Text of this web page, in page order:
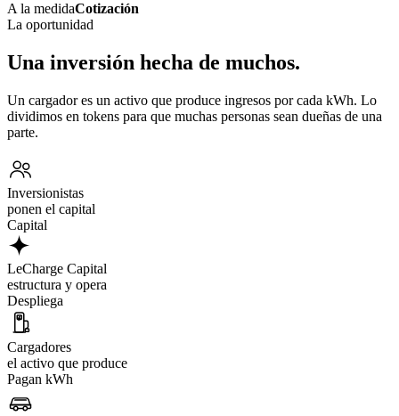
A la medidaCotización
La oportunidad
Una inversión hecha de muchos.
Un cargador es un activo que produce ingresos por cada kWh. Lo
dividimos en tokens para que muchas personas sean dueñas de una
parte.
Inversionistas
ponen el capital
Capital
LeCharge Capital
estructura y opera
Despliega
Cargadores
el activo que produce
Pagan kWh